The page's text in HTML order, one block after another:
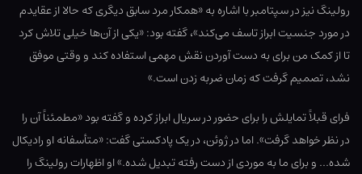
رولینگ نیز در سپتامبر با اشاره به «همکار مرد سابق دیگری که حالا از عقایدم
در مورد جنسیت ابراز تاسف می‌کند»، گفته بود: «یکی از آن‌ها خیلی تلاش کرد
تا از کمک من برای به دست آوردن نقش مهمی استفاده کند و وقتی موفق
نشد، تصمیم گرفت که زمان ضربه زدن است.»
فرای قبلاً تمایلش را برای حضور در سریال ابراز کرده و گفته بود «مطمئناً آن را
در نظر خواهد گرفت». اما در ژوئن، در یک پادکستی گفت: «متأسفانه او رادیکال
شده… و برای ما به موردی از دست رفته تبدیل شده.» او اظهارات رولینگ را